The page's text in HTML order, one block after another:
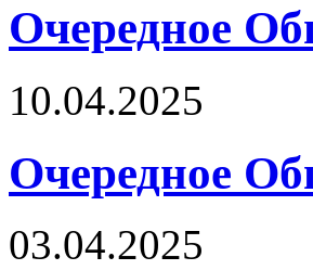
Очередное
10.04.2025
Очередное
03.04.2025